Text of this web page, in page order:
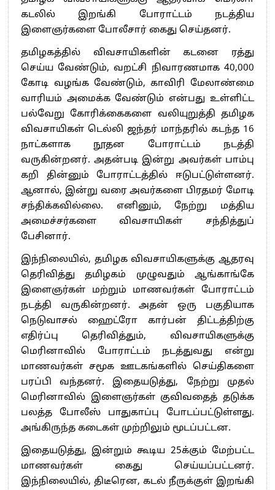
கடலில் இறங்கி போராட்டம் நடத்திய
இளைஞர்களை போலீசார் கைது செய்தனர்.
தமிழகத்தில் விவசாயிகளின் கடனை ரத்து
செய்ய வேண்டும், வறட்சி நிவாரணமாக 40,000
கோடி வழங்க வேண்டும், காவிரி மேலாண்மை
வாரியம் அமைக்க வேண்டும் என்பது உள்ளிட்ட
பல்வேறு கோரிக்கைகளை வலியுறுத்தி தமிழக
விவசாயிகள் டெல்லி ஜந்தர் மாந்தரில் கடந்த 16
நாட்களாக நூதன போராட்டம் நடத்தி
வருகின்றனர். அதன்படி இன்று அவர்கள் பாம்பு
கறி தின்னும் போராட்டத்தில் ஈடுபட்டுள்ளனர்.
ஆனால், இன்று வரை அவர்களை பிரதமர் மோடி
சந்திக்கவில்லை. எனினும், நேற்று மத்திய
அமைச்சர்களை விவசாயிகள் சந்தித்துப்
பேசினார்.
இந்நிலையில், தமிழக விவசாயிகளுக்கு ஆதரவு
தெரிவித்து தமிழகம் முழுவதும் ஆங்காங்கே
இளைஞர்கள் மற்றும் மாணவர்கள் போராட்டம்
நடத்தி வருகின்றனர். அதன் ஒரு பகுதியாக
நெடுவாசல் ஹைட்ரோ கார்பன் திட்டத்திற்கு
எதிர்ப்பு தெரிவித்தும், விவசாயிகளுக்கு
மெரினாவில் போராட்டம் நடத்துவது என்று
மாணவர்கள் சமூக ஊடகங்களில் செய்திகளை
பரப்பி வந்தனர். இதையடுத்து, நேற்று முதல்
மெரினாவில் இளைஞர்கள் குவிவதைத் தடுக்க
பலத்த போலீஸ் பாதுகாப்பு போடப்பட்டுள்ளது.
அங்கிருந்த கடைகள் முற்றிலும் மூடப்பட்டன.
இதையடுத்து, இன்றும் கூடிய 25க்கும் மேற்பட்ட
மாணவர்கள் கைது செய்யப்பட்டனர்.
இந்நிலையில், திடீரென, கடல் நீருக்குள் இறங்கி